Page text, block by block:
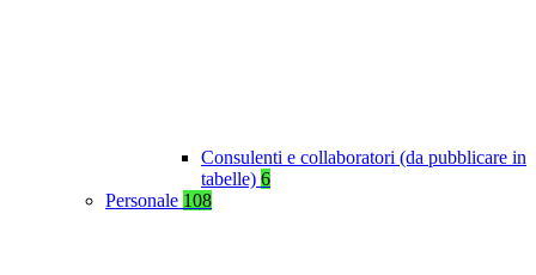
Consulenti e collaboratori (da pubblicare in
tabelle) 6
Personale 108